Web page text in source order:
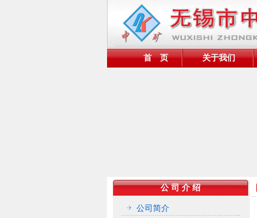
首 页 关于我们
公 司 介 绍
公司简介